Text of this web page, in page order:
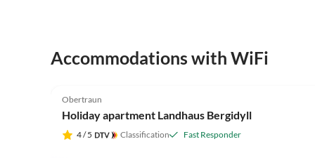
Accommodations with WiFi
Obertraun
Holiday apartment Landhaus Bergidyll
4/ 5 Classification Fast Responder